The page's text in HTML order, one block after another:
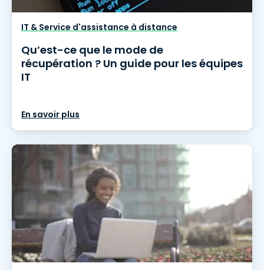
IT & Service d'assistance à distance
Qu’est-ce que le mode de
récupération ? Un guide pour les équipes
IT
En savoir plus